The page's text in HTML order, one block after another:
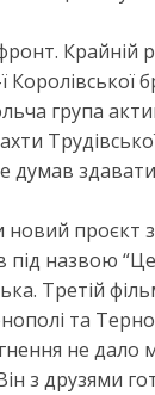
Крайній
група
думав
новий
назвою
Третій
та
не дало
з друзями